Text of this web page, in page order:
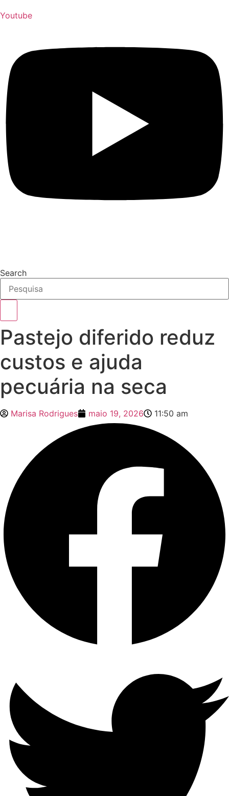
Youtube
Search
Pastejo diferido reduz
custos e ajuda
pecuária na seca
Marisa Rodrigues maio 19, 2026 11:50 am